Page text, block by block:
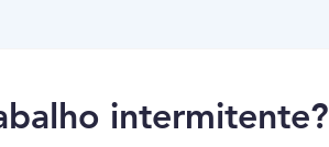
intermitente?